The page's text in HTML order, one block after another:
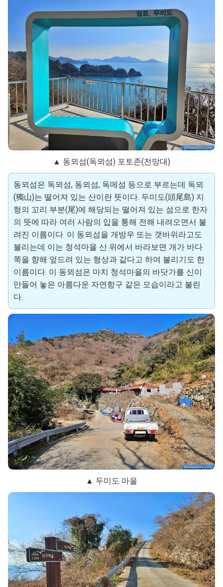
▲ 동뫼섬(독뫼섬) 포토존(전망대)
동뫼섬은 독뫼섬, 동뫼섬, 독메섬 등으로 부르는데 독뫼
(獨山)는 떨어져 있는 산이란 뜻이다. 두미도(頭尾島) 지
형의 꼬리 부분(尾)에 해당되는 떨어져 있는 섬으로 한자
의 뜻에 따라 여러 사람의 입을 통해 전해 내려오면서 불
려진 이름이다. 이 동뫼섬을 개방우 또는 갯바위라고도
불리는데 이는 청석마을 산 위에서 바라보면 개가 바다
쪽을 향해 엎드려 있는 형상과 같다고 하여 불리기도 한
이름이다. 이 동뫼섬은 마치 청석마을의 바닷가를 신이
만들어 놓은 아름다운 자연항구 같은 모습이라고 불린
다.
▲ 두미도 마을